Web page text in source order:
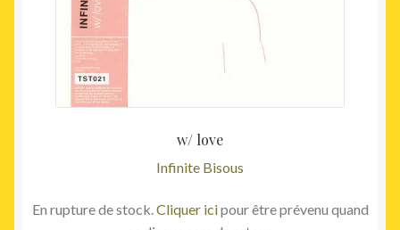
w/ love
Infinite Bisous
En rupture de stock.Cliquer icipour être prévenu quand